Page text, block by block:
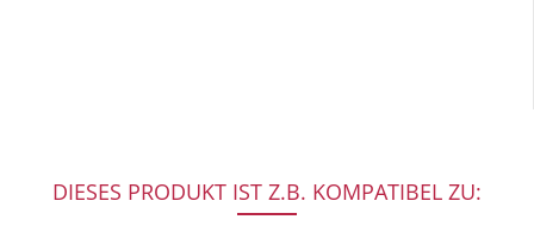
DIESES PRODUKT IST Z.B. KOMPATIBEL ZU: